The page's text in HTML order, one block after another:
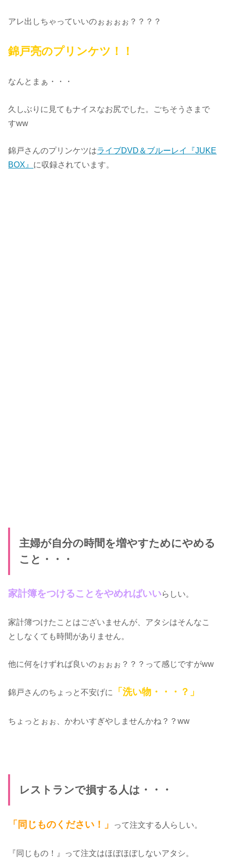
アレ出しちゃっていいのぉぉぉぉ？？？？
錦戸亮のプリンケツ！！
なんとまぁ・・・
久しぶりに見てもナイスなお尻でした。ごちそうさまで
すww
錦戸さんのプリンケツはライブDVD＆ブルーレイ『JUKE
BOX』 に収録されています。
主婦が自分の時間を増やすためにやめる
こと・・・
家計簿をつけることをやめればいいらしい。
家計簿つけたことはございませんが、アタシはそんなこ
としなくても時間がありません。
他に何をけずれば良いのぉぉぉ？？？って感じですがww
錦戸さんのちょっと不安げに 「洗い物・・・？」
ちょっとぉぉ、かわいすぎやしませんかね？？ww
レストランで損する人は・・・
「同じものください！」 って注文する人らしい。
『同じもの！』って注文はほぼほぼしないアタシ。